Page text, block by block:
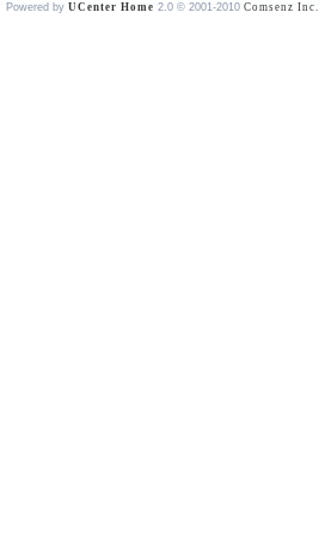
Powered by UCenter Home 2.0 © 2001-2010 Comsenz Inc.